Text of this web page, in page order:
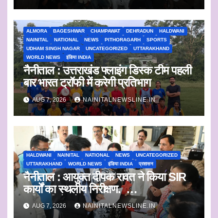
ALMORA BAGESHWAR CHAMPAWAT DEHRADUN
HALDWANI
NAINITAL
NATIONAL NEWS PITHORAGARH
SPORTS
UDHAM SINGH NAGAR
UNCATEGORIZED
UTTARAKHAND
WORLD NEWS
इंडिया INDIA
नैनीताल : उत्तराखंड फ्लाइंग डिस्क टीम पहली
बार भारत ट्रॉफी में करेगी प्रतिभाग
AUG 7, 2026 NAINITALNEWSLINE.IN
HALDWANI NAINITAL NATIONAL NEWS
UNCATEGORIZED
UTTARAKHAND
WORLD NEWS इंडिया INDIA प्रशासन
नैनीताल : आयुक्त दीपक रावत ने किया SIR
कार्यों का स्थलीय निरीक्षण.
अधिकारियों को दिए समयबद्ध निस्तारण और
पारदर्शिता के निर्देश
AUG 7, 2026 NAINITALNEWSLINE.IN